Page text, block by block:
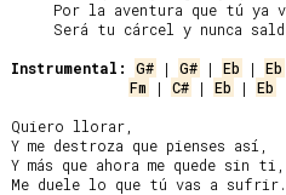
Instrumental:
G# | G# | Eb | Eb
Fm | C# | Eb | Eb
Quiero llorar,
Y me destroza que pienses así,
Y más que ahora me quede sin ti,
Me duele lo que tú vas a sufrir.